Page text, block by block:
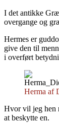
I det antikke
overgange og
Hermes er
give den til
i overført
Herma af
Hvor vil jeg hen
at beskytte en.